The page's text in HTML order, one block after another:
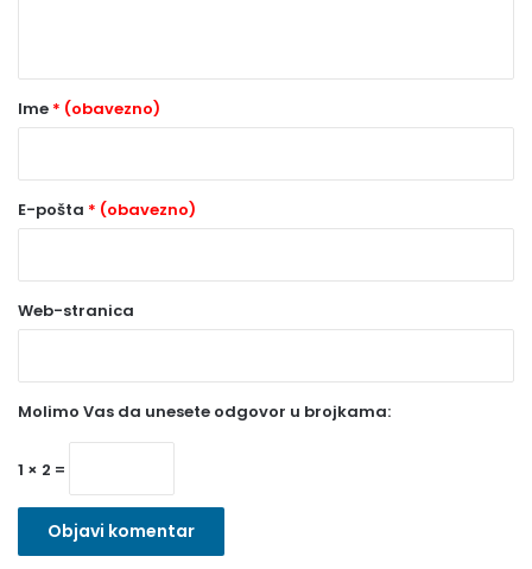
r
o
a
v
z
n
Ime * (obavezno)
E-pošta * (obavezno)
Web-stranica
Molimo Vas da unesete odgovor u brojkama:
1 × 2 =